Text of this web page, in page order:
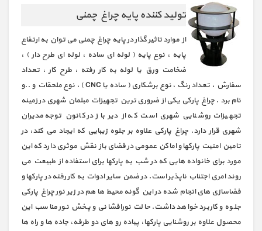
تولید کننده پایه چراغ چمنی
از موارد تاثیر گذار در پایه چراغ چمنی می توان به ارتفاع
پایه ، نوع پایه ( لوله ای ساده ، لوله ای طرح دار ) ،
ضخامت ورق یا لوله به کار رفته ، طرح کار ، تعداد
سفارش ، تعداد رنگ ، نوع برشکاری ( ساده یا CNC ) ، نوع ملحقات و ..و
نام برد . چراغ پارکی یکی از ضروری ترین تجهیزات مبلمان شهری در زمینه
تجهیزات روشنایی شهری است که از دیر باز در کانون توجه مدیران
شهری قرار دارد. چراغ پارکی علاوه بر جلوه زیبایی که ایجاد می کند، در
تامین امنیت پارکها و اماکن عمومی در فضای باز نقش موثری دارد که این
مورد برای خانواده هایی که در شب به پارکها برای استفاده از طبیعت می
روند امری اجتناب ناپذیر است. در ضمن سایر ادوات به کار رفته در پارکها و
فضاسازی های انجام شده در این گونه محیط ها هم در زیر نور چراغ پارکی
جلوه و کاربرد خواهد داشت. حالت نورافشانی و پخش نور مناسب این
محصول علاوه بر روشنایی پارکها، پیاده رو های دو طرفه، جاده ها و راه ها